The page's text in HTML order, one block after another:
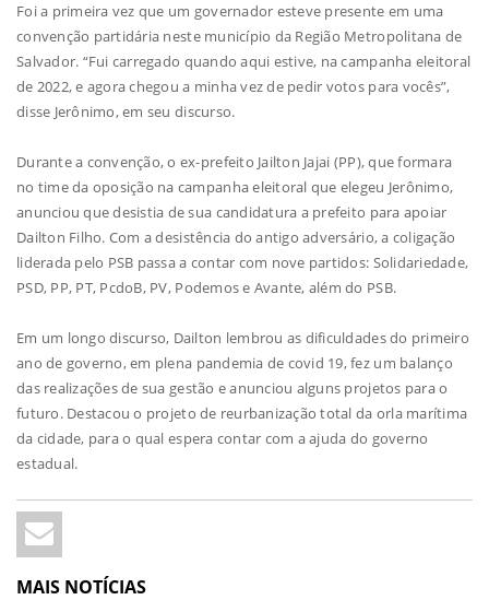
Foi a primeira vez que um governador esteve presente em uma
convenção partidária neste município da Região Metropolitana de
Salvador. “Fui carregado quando aqui estive, na campanha eleitoral
de 2022, e agora chegou a minha vez de pedir votos para vocês”,
disse Jerônimo, em seu discurso.
Durante a convenção, o ex-prefeito Jailton Jajai (PP), que formara
no time da oposição na campanha eleitoral que elegeu Jerônimo,
anunciou que desistia de sua candidatura a prefeito para apoiar
Dailton Filho. Com a desistência do antigo adversário, a coligação
liderada pelo PSB passa a contar com nove partidos: Solidariedade,
PSD, PP, PT, PcdoB, PV, Podemos e Avante, além do PSB.
Em um longo discurso, Dailton lembrou as dificuldades do primeiro
ano de governo, em plena pandemia de covid 19, fez um balanço
das realizações de sua gestão e anunciou alguns projetos para o
futuro. Destacou o projeto de reurbanização total da orla marítima
da cidade, para o qual espera contar com a ajuda do governo
estadual.
MAIS NOTÍCIAS